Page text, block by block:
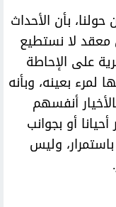
حولنا، بأن الأحداث
معقد لا نستطيع
على الإحاطة
بعينه، وبأنه
أنفسهم
أو بجوانب
وليس